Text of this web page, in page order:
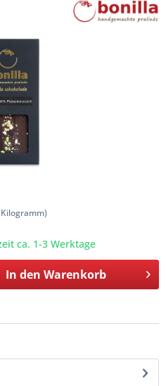
ca. 1-3 Werktage
In den Warenkorb